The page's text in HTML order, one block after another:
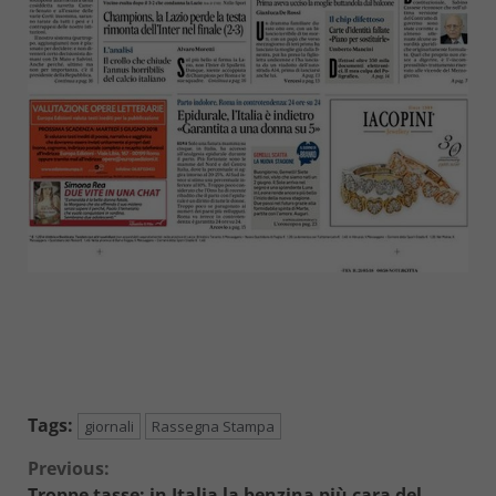
Tags: giornali Rassegna Stampa
Continue
Previous: